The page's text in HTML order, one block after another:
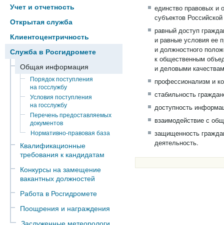
Учет и отчетность
Открытая служба
Клиентоцентричность
Служба в Росгидромете
Общая информация
Порядок поступления
на госслужбу
Условия поступления
на госслужбу
Перечень предоставляемых
документов
Нормативно-правовая база
Квалификационные
требования к кандидатам
Конкурсы на замещение
вакантных должностей
Работа в Росгидромете
Поощрения и награждения
Заслуженные метеорологи
единство правовых и
субъектов
равный доступ
и равные условия ее
и должностного
к общественным
и деловыми
профессионализм и
стабильность
доступность
взаимодействие с
защищенность
деятельность.